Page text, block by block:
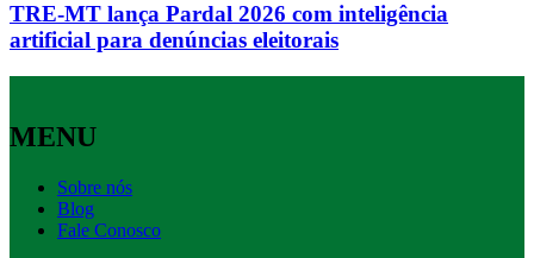
TRE-MT lança Pardal 2026 com inteligência
artificial para denúncias eleitorais
MENU
Sobre nós
Blog
Fale Conosco